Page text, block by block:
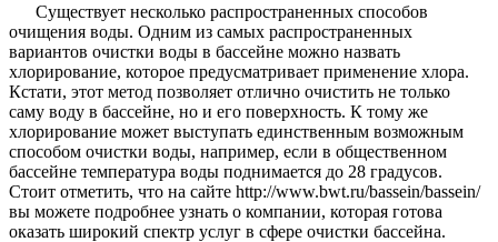
Существует несколько распространенных способов
очищения воды. Одним из самых распространенных
вариантов очистки воды в бассейне можно назвать
хлорирование, которое предусматривает применение хлора.
Кстати, этот метод позволяет отлично очистить не только
саму воду в бассейне, но и его поверхность. К тому же
хлорирование может выступать единственным возможным
способом очистки воды, например, если в общественном
бассейне температура воды поднимается до 28 градусов.
Стоит отметить, что на сайте http://www.bwt.ru/bassein/bassein/
вы можете подробнее узнать о компании, которая готова
оказать широкий спектр услуг в сфере очистки бассейна.